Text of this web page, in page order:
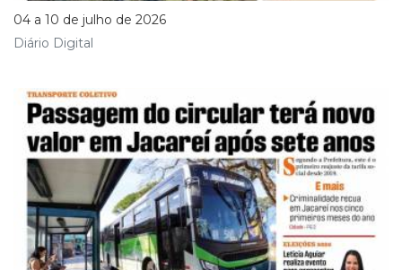
04 a 10 de julho de 2026
Diário Digital